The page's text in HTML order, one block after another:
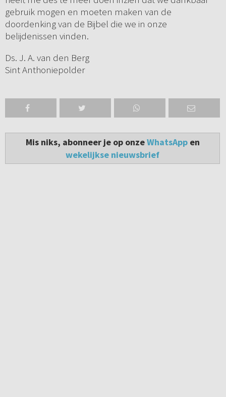
gebruik mogen en moeten maken van de
doordenking van de Bijbel die we in onze
belijdenissen vinden.
Ds. J. A. van den Berg
Sint Anthoniepolder
Mis niks, abonneer je op onzeWhatsAppen
wekelijkse nieuwsbrief